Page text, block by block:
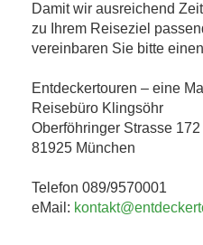
Damit wir ausreichend
zu Ihrem Reiseziel
vereinbaren Sie bitte
Entdeckertouren – eine
Reisebüro Klingsöhr
Oberföhringer Strasse 172
81925 München
Telefon 089/9570001
eMail: